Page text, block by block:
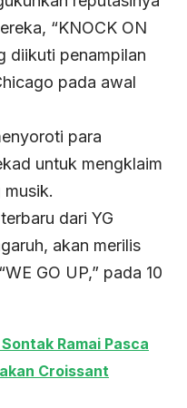
“KNOCK ON
diikuti penampilan
pada awal
para
untuk mengklaim
dari YG
akan merilis
GO UP,” pada 10
Ramai Pasca
Croissant